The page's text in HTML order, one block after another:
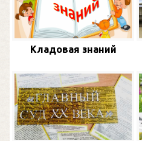
Кладовая знаний